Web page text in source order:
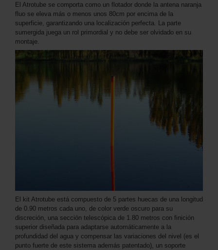
El Atrotube se comporta como un flotador donde la antena naranja
fluo se eleva más o menos unos 80cm por encima de la
superficie, garantizando una localización perfecta. La parte
sumergida juega un rol primordial y no debe ser olvidado en su
montaje.
El kit Atrotube está compuesto de 5 partes huecas de una longitud
de 0.90 metros cada uno, de color verde oscuro para su
discreción, una sección telescópica de 1.80 metros con finición
superior diseñada para adaptarse automáticamente a la
profundidad del agua y compensar las variaciones del nivel (es el
punto fuerte de este sistema además patentado), un soporte